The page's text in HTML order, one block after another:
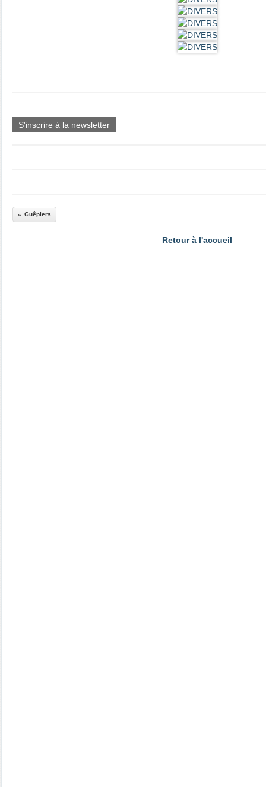
S'inscrire à la newsletter
Guêpiers
Retour à l'accueil